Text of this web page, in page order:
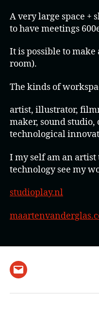
A very large space +
to have meetings
It is possible to make
room).
The kinds of
artist, illustrator,
maker, sound
technological
I my self am an
technology see my
studioplay.nl
Email